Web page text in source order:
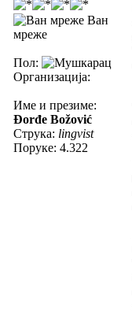
Ван
мреже
Пол:
Организација:
Име и презиме:
Đorđe Božović
Струка: lingvist
Поруке: 4.322